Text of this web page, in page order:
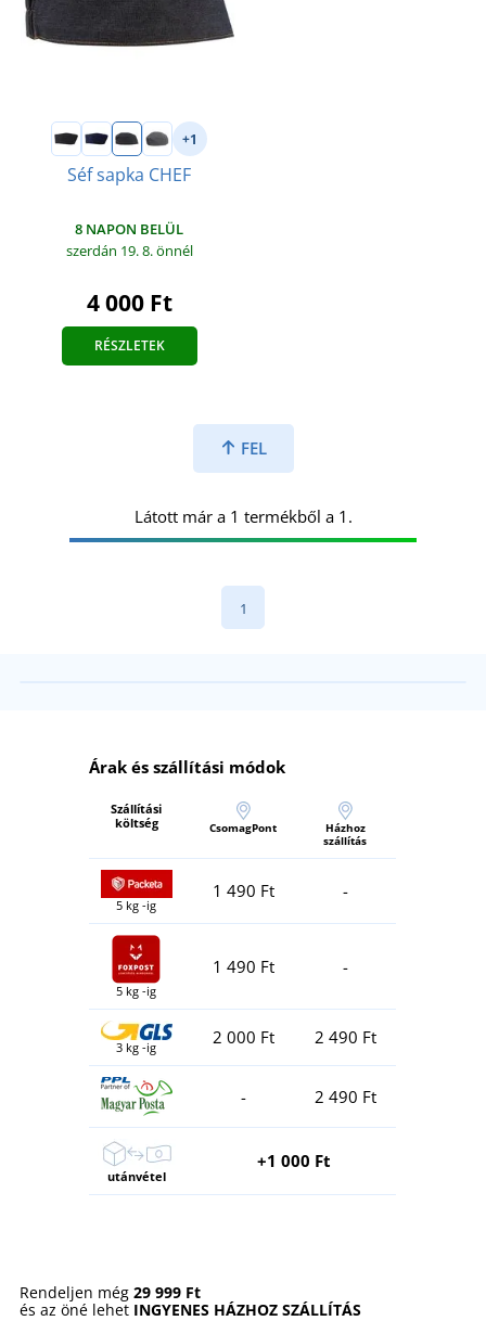
+1
Séf sapka CHEF
8 NAPON BELÜL
szerdán 19. 8.önnél
4 000 Ft
RÉSZLETEK
FEL
Látott már a 1 termékből a 1.
1
Árak és szállítási módok
Szállítási
költség
CsomagPont
Házhoz
szállítás
5 kg -ig
1 490 Ft -
5 kg -ig
1 490 Ft -
3 kg -ig 2 000 Ft 2 490 Ft
- 2 490 Ft
utánvétel
+1 000 Ft
Rendeljen még 29 999 Ft
és az öné lehet INGYENES HÁZHOZ SZÁLLÍTÁS